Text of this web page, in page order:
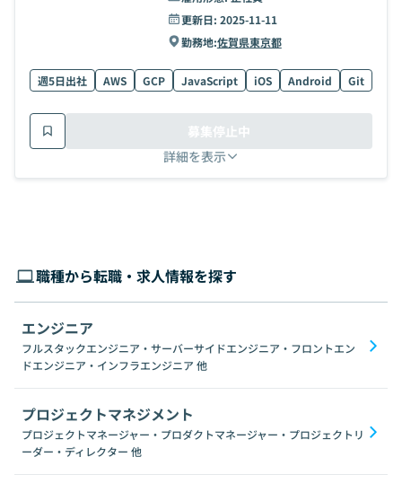
更新日: 2025-11-11
勤務地:佐賀県東京都
週5日出社 AWS GCP JavaScript iOS Android Git
詳細を表示
募集停止中
職種から転職・求人情報を探す
エンジニア
フルスタックエンジニア・サーバーサイドエンジニア・フロントエン
ドエンジニア・インフラエンジニア 他
プロジェクトマネジメント
プロジェクトマネージャー・プロダクトマネージャー・プロジェクトリ
ーダー・ディレクター 他